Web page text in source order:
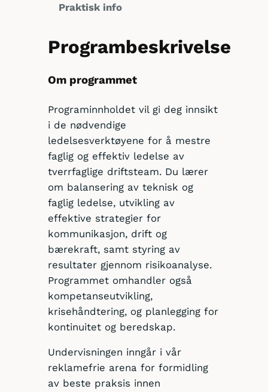
Praktisk info
Programbeskrivelse
Om programmet
Programinnholdet vil gi deg innsikt
i de nødvendige
ledelsesverktøyene for å mestre
faglig og effektiv ledelse av
tverrfaglige driftsteam. Du lærer
om balansering av teknisk og
faglig ledelse, utvikling av
effektive strategier for
kommunikasjon, drift og
bærekraft, samt styring av
resultater gjennom risikoanalyse.
Programmet omhandler også
kompetanseutvikling,
krisehåndtering, og planlegging for
kontinuitet og beredskap.
Undervisningen inngår i vår
reklamefrie arena for formidling
av beste praksis innen